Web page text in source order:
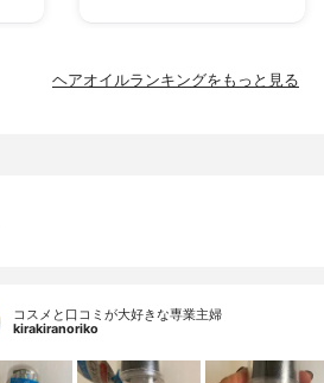
ヘアオイルランキングをもっと見る
コスメと口コミが大好きな専業主婦
kirakiranoriko